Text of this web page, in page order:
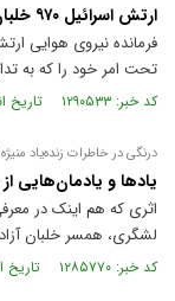
ارتش اسرائیل ۹۷۰ خلبان مخالف جنگ را تهدید به اخراج کرد
تحت امر خود را که به
کد خبر: ۱۲۹۰۵۳۳ تاریخ انتشار : ۱۴۰۴/۰۱/۲۰
درنگی در خاطرات زنده‌یاد
یاد‌ها و یادمان‌هایی
اثری که هم اینک در
لشگری، همسر خلبان
کد خبر: ۱۲۸۵۷۷۰ تاریخ انتشار : ۱۴۰۳/۱۲/۱۴